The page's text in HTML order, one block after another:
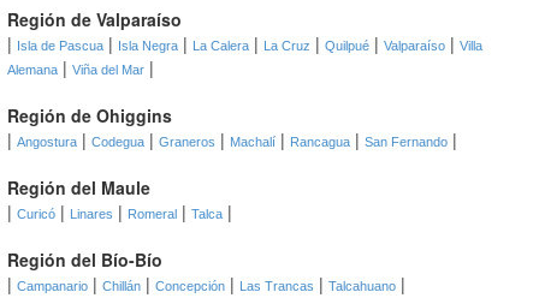
Región de Valparaíso
|
Isla de Pascua | Isla Negra | La Calera | La Cruz | Quilpué | Valparaíso | Villa
Alemana | Viña del Mar |
Región de Ohiggins
| Angostura | Codegua | Graneros | Machalí | Rancagua | San Fernando |
Región del Maule
| Curicó | Linares | Romeral | Talca |
Región del Bío-Bío
| Campanario | Chillán | Concepción | Las Trancas | Talcahuano |